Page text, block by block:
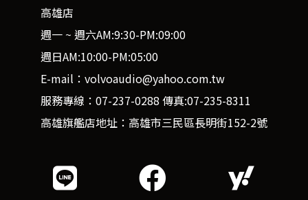
高雄店
週一 ~ 週六AM:9:30-PM:09:00
週日AM:10:00-PM:05:00
E-mail：volvoaudio@yahoo.com.tw
服務專線：07-237-0288 傳真:07-235-8311
高雄旗艦店地址：高雄市三民區長明街152-2號